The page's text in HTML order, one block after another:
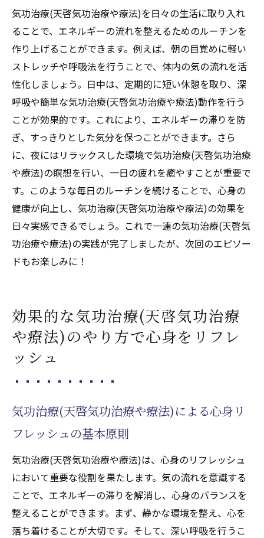
ホリスティックな健康を促進する気功治療
(天啓気功治療や療法)の役割
気功治療(天啓気功治療や療法)の持つ力で対抗
力を高める方法
免疫力向上に役立つ気功治療(天啓気功治療
や療法)の技法
気功治療(天啓気功治療や療法)を通じた体力
と精神力の強化
気功治療(天啓気功治療や療法)で健康を維持
するための実践法
気功治療(天啓気功治療や療法)を用いた体力
増強のためのエクササイズ
気功治療(天啓気功治療や療法)がもたらす自
然治癒力の促進
気功治療(天啓気功治療や療法)を日々の生活に取り入れ
ることで、エネルギーの流れを整えるためのルーチンを
作り上げることができます。例えば、朝の目覚めに軽い
ストレッチや呼吸法を行うことで、体内の気の流れを活
性化しましょう。日中は、定期的に短い休憩を取り、深
呼吸や簡単な気功治療(天啓気功治療や療法)動作を行う
ことが効果的です。これにより、エネルギーの滞りを防
ぎ、すっきりとした気分を保つことができます。さら
に、夜にはリラックスした環境で気功治療(天啓気功治療
や療法)の瞑想を行い、一日の疲れを癒やすことが重要で
す。このような毎日のルーチンを続けることで、心身の
健康が向上し、気功治療(天啓気功治療や療法)の効果を
日々実感できるでしょう。これで一連の気功治療(天啓気
功治療や療法)の実践が完了しましたが、次回のエピソー
ドもお楽しみに！
効果的な気功治療(天啓気功治療
や療法)のやり方で心身をリフレ
ッシュ
気功治療(天啓気功治療や療法)による心身リ
フレッシュの基本原則
気功治療(天啓気功治療や療法)は、心身のリフレッシュ
において重要な役割を果たします。気の流れを意識する
ことで、エネルギーの滞りを解消し、心身のバランスを
整えることができます。まず、静かな環境を整え、心を
落ち着けることが大切です。そして、深い呼吸を行うこ